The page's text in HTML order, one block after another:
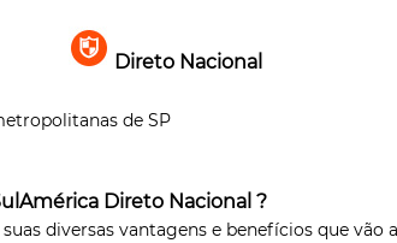
Direto Nacional
de SP
Direto Nacional ?
diversas vantagens e benefícios que vão